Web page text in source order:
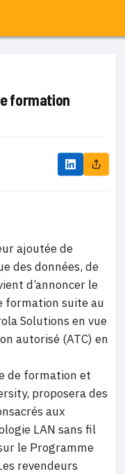
formation
ajoutée de
des données, de
d’annoncer le
formation suite au
Solutions en vue
autorisé (ATC) en
de formation et
proposera des
aux
LAN sans fil
le Programme
revendeurs